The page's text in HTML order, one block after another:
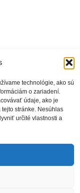
technológie, ako sú
o zariadení.
údaje, ako je
stránke. Nesúhlas
určité vlastnosti a